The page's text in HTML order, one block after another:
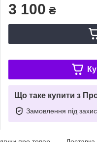
3 100 ₴
Що таке купити з
Замовлення під